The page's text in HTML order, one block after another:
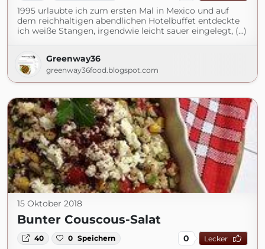
1995 urlaubte ich zum ersten Mal in Mexico und auf
dem reichhaltigen abendlichen Hotelbuffet entdeckte
ich weiße Stangen, irgendwie leicht sauer eingelegt, (...)
Greenway36
greenway36food.blogspot.com
15 Oktober 2018
Bunter Couscous-Salat
40 0 Speichern 0 Lecker